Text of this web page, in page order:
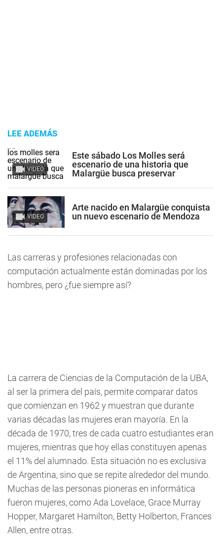
LEE ADEMÁS
VIDEO
Este sábado Los Molles será
escenario de una historia que
Malargüe busca preservar
VIDEO
Arte nacido en Malargüe conquista
un nuevo escenario de Mendoza
Las carreras y profesiones relacionadas con
computación actualmente están dominadas por los
hombres, pero ¿fue siempre así?
La carrera de Ciencias de la Computación de la UBA,
al ser la primera del país, permite comparar datos
que comienzan en 1962 y muestran que durante
varias décadas las mujeres eran mayoría. En la
década de 1970, tres de cada cuatro estudiantes eran
mujeres, mientras que hoy ellas constituyen apenas
el 11% del alumnado. Esta situación no es exclusiva
de Argentina, sino que se repite alrededor del mundo.
Muchas de las personas pioneras en informática
fueron mujeres, como Ada Lovelace, Grace Murray
Hopper, Margaret Hamilton, Betty Holberton, Frances
Allen, entre otras.